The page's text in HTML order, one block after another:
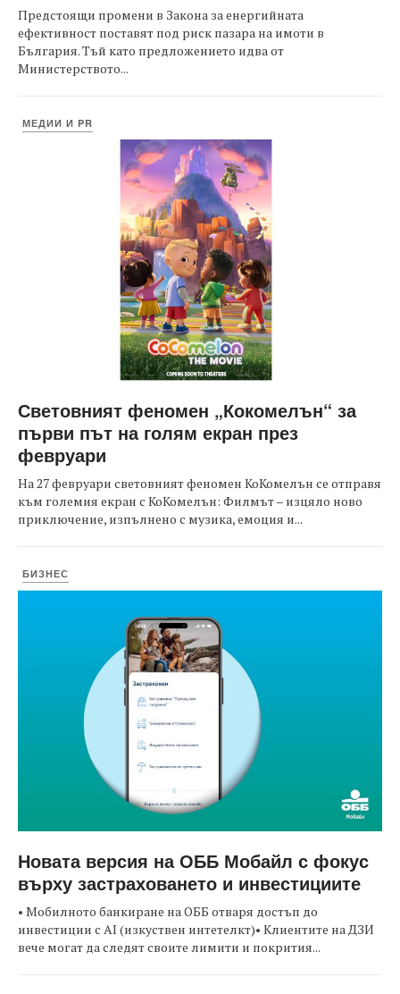
Предстоящи промени в Закона за енергийната
ефективност поставят под риск пазара на имоти в
България. Тъй като предложението идва от
Министерството...
МЕДИИ И PR
Световният феномен „Кокомелън“ за
първи път на голям екран през
февруари
На 27 февруари световният феномен КоКомелън се отправя
към големия екран с КоКомелън: Филмът – изцяло ново
приключение, изпълнено с музика, емоция и...
БИЗНЕС
Новата версия на ОББ Мобайл с фокус
върху застраховането и инвестициите
• Мобилното банкиране на ОББ отваря достъп до
инвестиции с AI (изкуствен интетелкт)• Клиентите на ДЗИ
вече могат да следят своите лимити и покрития...